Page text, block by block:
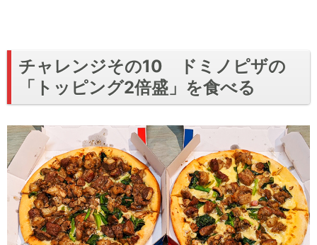
チャレンジその10 ドミノピザの
「トッピング2倍盛」を食べる